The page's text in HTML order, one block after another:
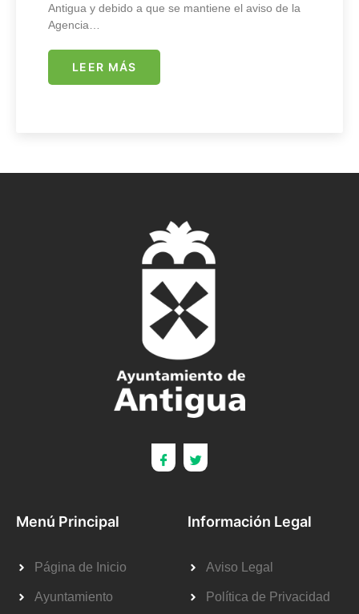
Antigua y debido a que se mantiene el aviso de la
Agencia…
LEER MÁS
Menú Principal
Página de Inicio
Ayuntamiento
Información Legal
Aviso Legal
Política de Privacidad